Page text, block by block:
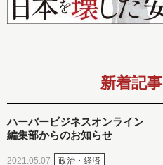
新着記事
ハーバービジネスオンライン
編集部からのお知らせ
2021.05.07 政治・経済